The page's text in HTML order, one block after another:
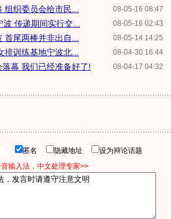
08-05-16 08:47
织委员会给市民...
08-05-16 02:43
传递期间实行交...
08-05-14 14:25
尾两棒并非出自...
08-04-30 16:44
训练基地宁波北...
08-04-17 04:32
幕 我们已经准备好了!
匿名 隐藏地址
设为辩论话题
输入法，中文处理专家>>